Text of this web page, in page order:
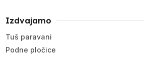
Izdvajamo
Tuš paravani
Podne pločice